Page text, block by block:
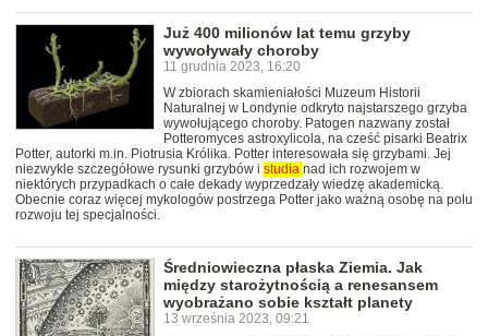
Już 400 milionów lat temu grzyby
wywoływały choroby
11 grudnia 2023, 16:20
W zbiorach skamieniałości Muzeum Historii
Naturalnej w Londynie odkryto najstarszego grzyba
wywołującego choroby. Patogen nazwany został
Potteromyces astroxylicola, na cześć pisarki Beatrix
Potter, autorki m.in. Piotrusia Królika. Potter interesowała się grzybami. Jej
niezwykle szczegółowe rysunki grzybów i studia nad ich rozwojem w
niektórych przypadkach o całe dekady wyprzedzały wiedzę akademicką.
Obecnie coraz więcej mykologów postrzega Potter jako ważną osobę na polu
rozwoju tej specjalności.
Średniowieczna płaska Ziemia. Jak
między starożytnością a renesansem
wyobrażano sobie kształt planety
13 września 2023, 09:21